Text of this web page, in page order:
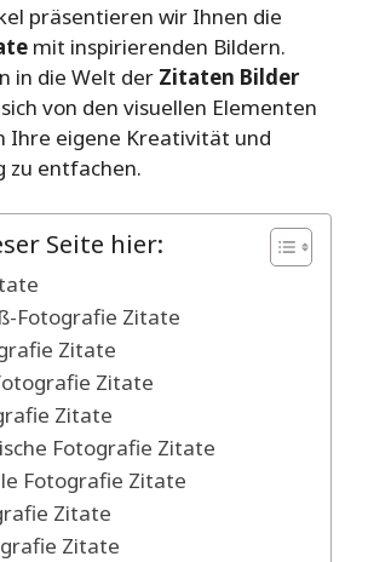
präsentieren wir Ihnen die
mit inspirierenden Bildern.
in die Welt der Zitaten Bilder
von den visuellen Elementen
Ihre eigene Kreativität und
zu entfachen.
Seite hier:
Fotografie Zitate
Zitate
Zitate
Zitate
Fotografie Zitate
Fotografie Zitate
Zitate
Zitate